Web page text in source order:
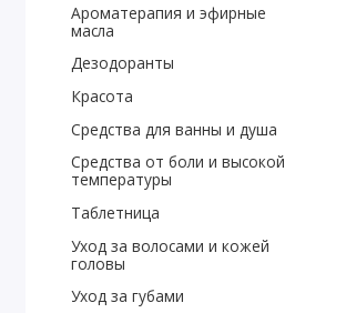
Ароматерапия и эфирные
масла
Дезодоранты
Красота
Средства для ванны и душа
Средства от боли и высокой
температуры
Таблетница
Уход за волосами и кожей
головы
Уход за губами